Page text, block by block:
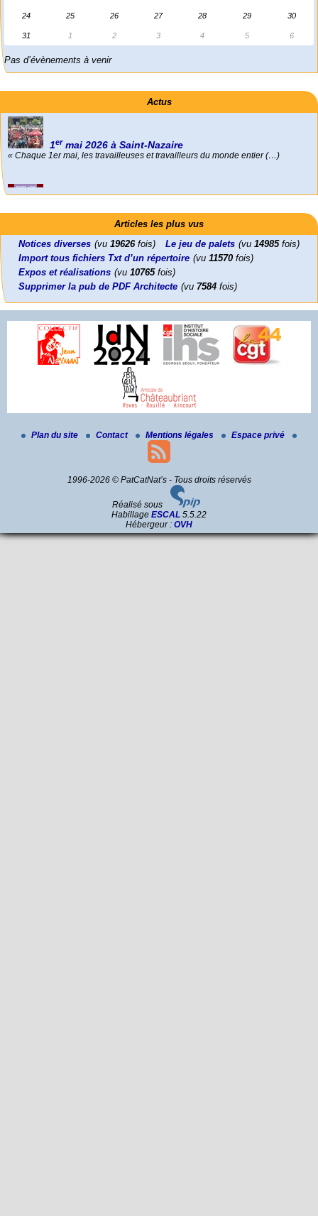
24 25 26 27 28 29 30
31 1 2 3 4 5 6
Pas d’évènements à venir
Actus
mai 2026 à Saint-Nazaire
« Chaque 1er mai, les travailleuses et travailleurs du monde entier (…)
Foutez-nous la paix !
Aujourd’hui, mercredi 18 mars 2026, le président de la République
Leonard Peltier libre !
Leonard Peltier, un Amérindien condamné deux fois à la prison à vie pour
un (…)
En Pays-de-la-Loire le couperet est tombé !
« La présidente Horizons de la région Pays de la Loire veut faire voter ce (…)
Mon CV... Cette perle indique une nouveauté, ou le dernier travail (…)
Articles les plus vus
Notices diverses (vu 19626fois) Le jeu de palets (vu 14985fois)
Import tous fichiers Txt d’un répertoire (vu 11570 fois)
Expos et réalisations (vu 10765fois)
Supprimer la pub de PDF Architecte (vu 7584 fois)
Plan du site Contact Mentions légales Espace privé
1996-2026 © PatCatNat’s - Tous droits réservés
Réalisé sous
Habillage ESCAL 5.5.22
Hébergeur : OVH